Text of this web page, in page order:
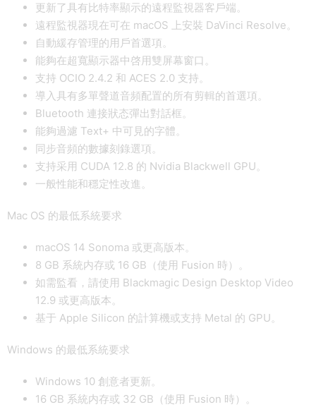
更新了具有比特率顯示的遠程監視器客戶端。
遠程監視器現在可在 macOS 上安裝 DaVinci Resolve。
自動緩存管理的用戶首選項。
能夠在超寬顯示器中啓用雙屏幕窗口。
支持 OCIO 2.4.2 和 ACES 2.0 支持。
導入具有多單聲道音頻配置的所有剪輯的首選項。
Bluetooth 連接狀态彈出對話框。
能夠過濾 Text+ 中可見的字體。
同步音頻的數據刻錄選項。
支持采用 CUDA 12.8 的 Nvidia Blackwell GPU。
一般性能和穩定性改進。
Mac OS 的最低系統要求
macOS 14 Sonoma 或更高版本。
8 GB 系統内存或 16 GB（使用 Fusion 時）。
如需監看，請使用 Blackmagic Design Desktop Video
12.9 或更高版本。
基于 Apple Silicon 的計算機或支持 Metal 的 GPU。
Windows 的最低系統要求
Windows 10 創意者更新。
16 GB 系統内存或 32 GB（使用 Fusion 時）。